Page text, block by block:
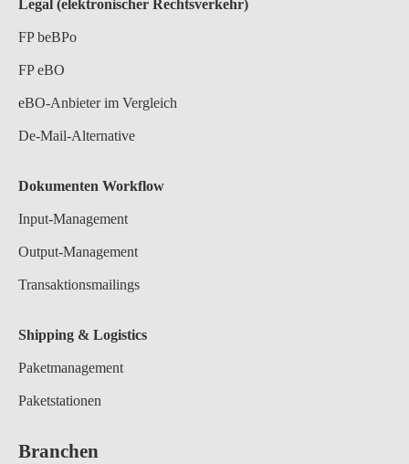
Legal (elektronischer Rechtsverkehr)
FP beBPo
FP eBO
eBO-Anbieter im Vergleich
De-Mail-Alternative
Dokumenten Workflow
Input-Management
Output-Management
Transaktionsmailings
Shipping & Logistics
Paketmanagement
Paketstationen
Branchen